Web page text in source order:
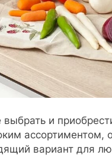
и
ассортиментом,
вариант для